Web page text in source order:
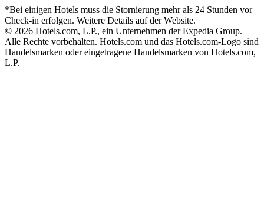
*Bei einigen Hotels muss die Stornierung mehr als 24 Stunden vor
Check-in erfolgen. Weitere Details auf der Website.
© 2026 Hotels.com, L.P., ein Unternehmen der Expedia Group.
Alle Rechte vorbehalten. Hotels.com und das Hotels.com-Logo sind
Handelsmarken oder eingetragene Handelsmarken von Hotels.com,
L.P.